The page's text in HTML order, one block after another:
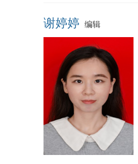
谢婷婷 编辑